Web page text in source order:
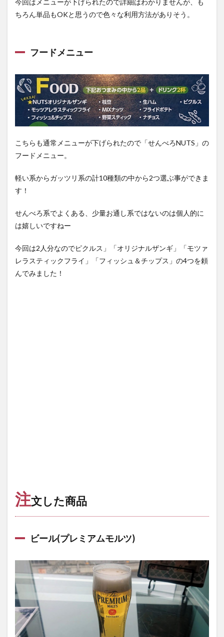
今回はメニューが下げられたので詳細はわかりませんが、も
ちろん単品もOKと思うので色々な利用方法がありそう。
フードメニュー
こちらも通常メニューが下げられたので「せんべろNUTS」の
フードメニュー。
軽い系からガッツリ系の計10種類の中から2つ選ぶ事ができま
す！
せんべろ系でよくある、少量お通し系ではないのは個人的に
は嬉しいですねー
今回は2人分なのでピクルス」「オリジナルザンギ」「モツァ
レラスティックフライ」「フィッシュ＆チップス」の4つを頼
んでみました！
注文した商品
ビール(プレミアムモルツ)